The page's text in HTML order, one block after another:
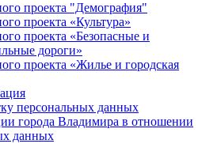
проекта "Демография"
проекта «Культура»
проекта «Безопасные и
дороги»
проекта «Жилье и городская
персональных данных
города Владимира в отношении
данных